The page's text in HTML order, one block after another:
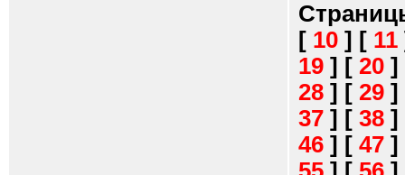
[ 10 ] [ 11
19 ] [ 20 ]
28 ] [ 29 ]
37 ] [ 38 ]
46 ] [ 47 ]